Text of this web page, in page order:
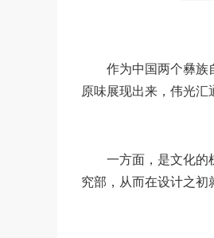
作为中国两个彝族自
原味展现出来，伟光汇
一方面，是文化的梳
究部，从而在设计之初